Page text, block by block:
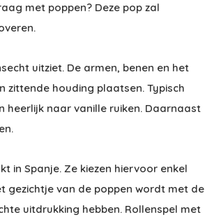
met poppen? Deze pop zal
uitziet. De armen, benen en het
zittende houding plaatsen. Typisch
heerlijk naar vanille ruiken. Daarnaast
in Spanje. Ze kiezen hiervoor enkel
gezichtje van de poppen wordt met de
uitdrukking hebben. Rollenspel met